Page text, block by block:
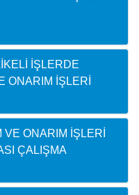
İŞLERDE
ONARIM İŞLERI
ONARIM İŞLERI
ÇALIŞMA